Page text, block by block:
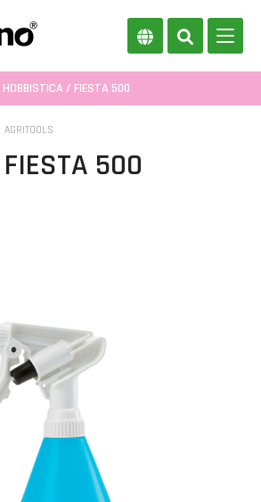
HOBBISTICA / FIESTA 500
AGRITOOLS
FIESTA 500